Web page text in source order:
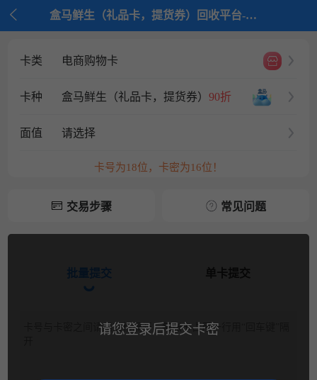
 盒马鲜生（礼品卡，提货券）回收平台-电商购物卡回收平台-京大大回收
卡类 电商购物卡
卡种 盒马鲜生（礼品卡，提货券） 90折
面值 请选择
卡号为18位，卡密为16位！
交易步骤 常见问题
请您登录后提交卡密
批量提交 单卡提交
卡号与卡密之间请用空格隔开，每张卡占用一行用“回车键”隔